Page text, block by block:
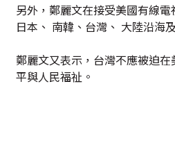
另外，鄭麗文在接受美國有線
日本、 南韓、台灣、 大陸沿海
鄭麗文又表示，台灣不應被迫
平與人民福祉。